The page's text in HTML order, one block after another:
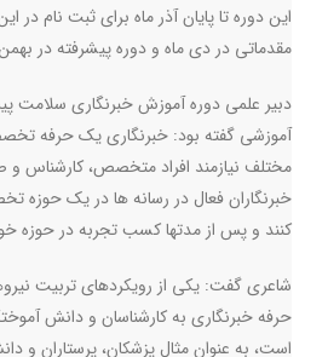
این دوره تا پایان آذر ماه برای ثبت نام در
مقدماتی در دی ماه و دوره پیشرفته در
دبیر علمی دوره آموزش خبرنگاری سلامت
آموزشی گفته بود: خبرنگاری یک حرفه
مختلف نیازمند افراد متخصص، کارشناس
خبرنگاران فعال در رسانه ها در یک
کنند و پس از مدتها کسب تجربه در حوزه
شاعری گفت: یکی از رویکردهای تربیت
حرفه خبرنگاری به کارشناسان و دانش
است، به عنوان مثال پزشکان، پرستاران و